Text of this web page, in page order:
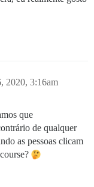
2020, 3:16am
que
de qualquer
as pessoas clicam